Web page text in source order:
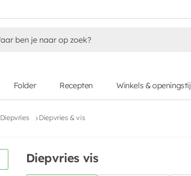
Folder Recepten Winkels &
Diepvries Diepvries & vis
Diepvries vis